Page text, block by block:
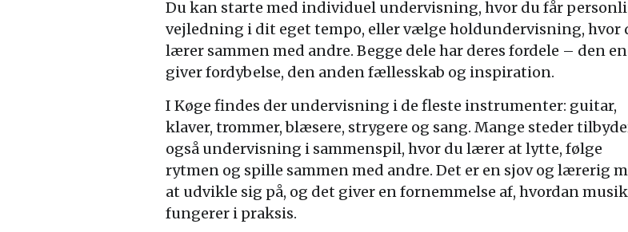
Du kan starte med individuel undervisning, hvor du får
vejledning i dit eget tempo, eller vælge holdundervisning, hvor
lærer sammen med andre. Begge dele har deres fordele – den
giver fordybelse, den anden fællesskab og inspiration.
I Køge findes der undervisning i de fleste instrumenter: guitar,
klaver, trommer, blæsere, strygere og sang. Mange steder
også undervisning i sammenspil, hvor du lærer at lytte, følge
rytmen og spille sammen med andre. Det er en sjov og lærerig
at udvikle sig på, og det giver en fornemmelse af, hvordan musik
fungerer i praksis.